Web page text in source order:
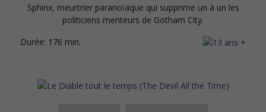
Sphinx, meurtrier paranoïaque qui supprime un à un les
politiciens menteurs de Gotham City.
Durée: 176 min.